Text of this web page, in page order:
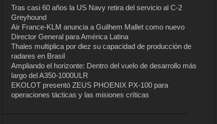
Tras casi 60 años la US Navy retira del servicio al C-2
Greyhound
Air France-KLM anuncia a Guilhem Mallet como nuevo
Director General para América Latina
Thales multiplica por diez su capacidad de producción de
radares en Brasil
Ampliando el horizonte: Dentro del vuelo de desarrollo más
largo del A350-1000ULR
EKOLOT presentó ZEUS PHOENIX PX-100 para
operaciones tácticas y las misiones críticas